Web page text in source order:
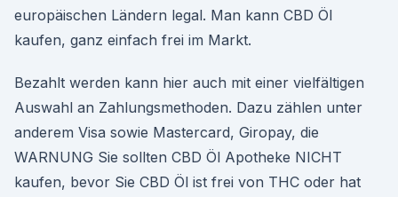
europäischen Ländern legal. Man kann CBD Öl
kaufen, ganz einfach frei im Markt.
Bezahlt werden kann hier auch mit einer vielfältigen
Auswahl an Zahlungsmethoden. Dazu zählen unter
anderem Visa sowie Mastercard, Giropay, die
WARNUNG Sie sollten CBD Öl Apotheke NICHT
kaufen, bevor Sie CBD Öl ist frei von THC oder hat